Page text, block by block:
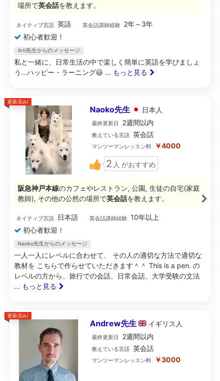
場所で英会話を教えます。
ネイティブ言語 英語 英会話講師経験
2年～3年
初心者歓迎！
Arti先生からのメッセージ
私と一緒に、日常生活の中で楽しく簡単に英語を学びましょ
う...ハッピー・ラーニング😃 ... もっと見る
更新済み!
Naoko先生 日本 人
最終更新日 2週間以内
教えている言語 英会話
マンツーマンレッスン料 ￥4000
2 人 がおすすめ
阪急神戸本線のカフェやレストラン, 公園, 生徒の自宅(家庭
教師), その他の公然の場所で英会話を教えます。
ネイティブ言語 日本語 英会話講師経験 10年以上
初心者歓迎！
Naoko先生からのメッセージ
一人一人にレベルに合わせて、 その人の適切な方法で適切な
教材を こちらで作らせていただきます＾＾ This is a pen. の
レベルの方から、旅行での会話、日常会話、大学受験の文法
... もっと見る
更新済み!
Andrew先生 イギリス 人
最終更新日 2週間以内
教えている言語 英会話
マンツーマンレッスン料 ￥3000